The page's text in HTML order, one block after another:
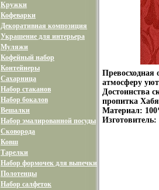
Кружки
Кофеварки
Декоративная композиция
Украшение для интерьера
Муляжи
Кофейный набор
Контейнеры
Сахарница
Набор стаканов
Набор бокалов
Вешалки
Набор эмалированной посуды
Сковорода
Ковш
Тарелки
Набор формочек для выпечки
Полотенцы
Набор салфеток
Превосходная
атмосферу
Достоинства
пропитка
Материал: